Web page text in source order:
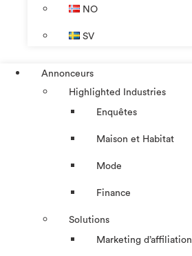
NO
SV
Annonceurs
Highlighted Industries
Enquêtes
Maison et Habitat
Mode
Finance
Solutions
Marketing d’affiliation